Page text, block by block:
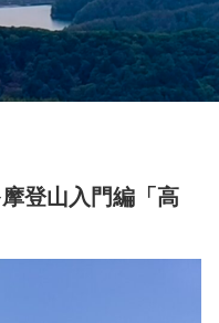
登山入門編「高